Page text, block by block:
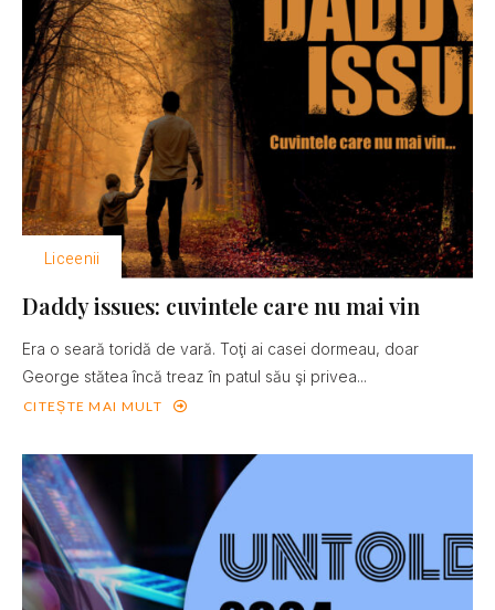
Liceenii
Daddy issues: cuvintele care nu mai vin
Era o seară toridă de vară. Toţi ai casei dormeau, doar
George stătea încă treaz în patul său şi privea...
CITEȘTE MAI MULT